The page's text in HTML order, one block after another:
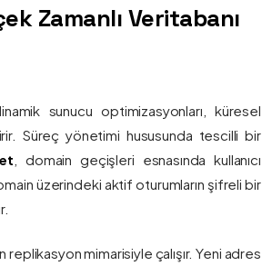
Zamanlı Veritabanı
sunucu optimizasyonları, küresel
Süreç yönetimi hususunda tescilli bir
, domain geçişleri esnasında kullanıcı
üzerindeki aktif oturumların şifreli bir
replikasyon mimarisiyle çalışır. Yeni adres